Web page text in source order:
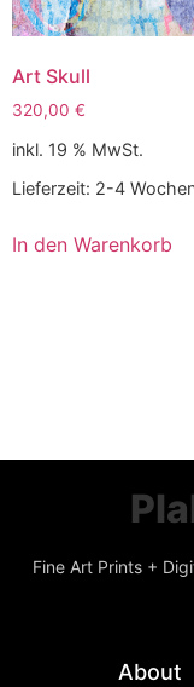
Art Skull
320,00 €
inkl. 19 % MwSt.
Lieferzeit: 2-4
In den Warenkorb
Fine Art Prints +
About